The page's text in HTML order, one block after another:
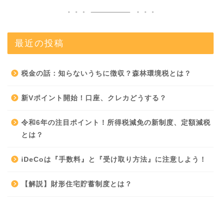
最近の投稿
税金の話：知らないうちに徴収？森林環境税とは？
新Vポイント開始！口座、クレカどうする？
令和6年の注目ポイント！所得税減免の新制度、定額減税
とは？
iDeCoは『手数料』と『受け取り方法』に注意しよう！
【解説】財形住宅貯蓄制度とは？